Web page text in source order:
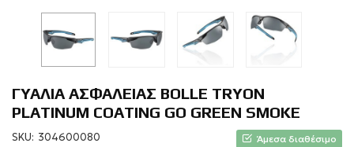
ΓΥΑΛΙΑ ΑΣΦΑΛΕΙΑΣ BOLLE TRYON
PLATINUM COATING GO GREEN SMOKE
SKU: 304600080 Άμεσα διαθέσιμο